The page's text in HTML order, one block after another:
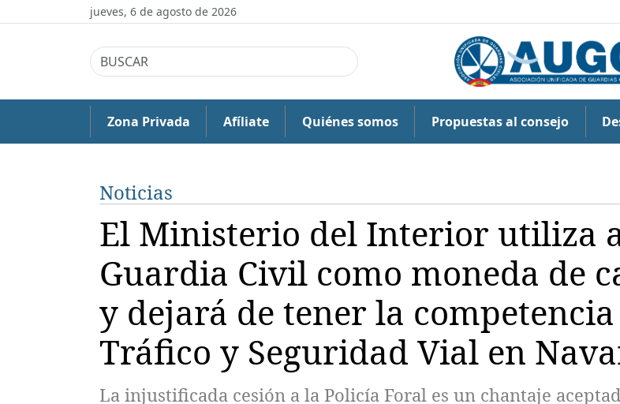
jueves, 6 de agosto de 2026
Zona Privada Afíliate Quiénes somos Propuestas al consejo
Noticias
El Ministerio del Interior utiliza
Guardia Civil como moneda de
y dejará de tener la
Tráfico y Seguridad Vial en
La injustificada cesión a la Policía Foral es un chantaje